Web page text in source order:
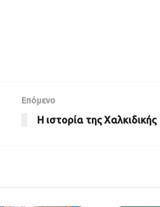
Επόμενο
Η ιστορία της Χαλκιδικής